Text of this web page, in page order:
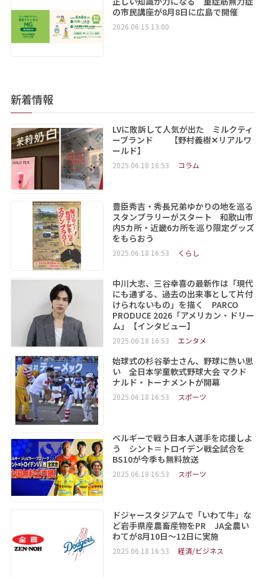
の市民講座が8月8日に広島で開催
2026.06.15 13:00
新着情報
LVに敗訴して人気が出た ミルクティ
ーブランド 【野村義樹✕リアルワ
ールド】
2025.06.18 16:53 コラム
豊臣秀吉・秀長兄弟ゆかりの地を巡る
スタンプラリーがスタート 和歌山市
内5カ所・近畿6カ所を巡り限定グッズ
をもらおう
2025.06.18 16:53 くらし
中川大志、三谷幸喜の最新作は「現代
にも通ずる、過去の出来事として片付
けられないもの」を描く PARCO
PRODUCE 2026「アメリカン・ドリー
ム」【インタビュー】
2025.06.18 16:53 エンタメ
始球式の杉谷拳士さん、野球に熱い思
い 全日本学童軟式野球大会 マクド
ナルド・トーナメントが開幕
2025.06.18 16:53 スポーツ
ベルギーで戦う日本人選手を応援しよ
う シント＝トロイデン戦全試合を
BS10が今季も無料放送
2025.06.18 16:53 スポーツ
ドジャースタジアムで「いわて牛」な
ど岩手県産農畜産物をPR JA全農い
わてが8月10日～12日に実施
2025.06.18 16:53 経済/ビジネス